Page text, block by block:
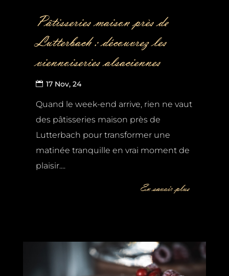
Pâtisseries maison près de
Lutterbach : découvrez les
viennoiseries alsaciennes
17 Nov, 24
Quand le week-end arrive, rien ne vaut
des pâtisseries maison près de
Lutterbach pour transformer une
matinée tranquille en vrai moment de
plaisir....
En savoir plus